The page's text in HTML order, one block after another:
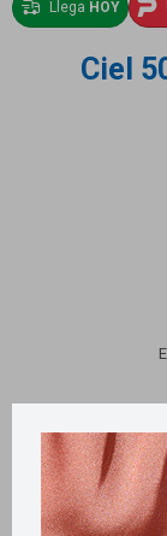
Llega HOY
Ciel